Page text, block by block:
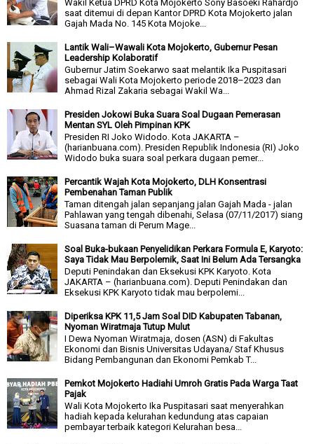
Wakil Ketua DPRD Kota Mojokerto Sony Basoeki Rahardjo
saat ditemui di depan Kantor DPRD Kota Mojokerto jalan
Gajah Mada No. 145 Kota Mojoke...
Lantik Wali–Wawali Kota Mojokerto, Gubernur Pesan
Leadership Kolaboratif
Gubernur Jatim Soekarwo saat melantik Ika Puspitasari
sebagai Wali Kota Mojokerto periode 2018–2023 dan
Ahmad Rizal Zakaria sebagai Wakil Wa...
Presiden Jokowi Buka Suara Soal Dugaan Pemerasan
Mentan SYL Oleh Pimpinan KPK
Presiden RI Joko Widodo. Kota JAKARTA –
(harianbuana.com). Presiden Republik Indonesia (RI) Joko
Widodo buka suara soal perkara dugaan pemer...
Percantik Wajah Kota Mojokerto, DLH Konsentrasi
Pembenahan Taman Publik
Taman ditengah jalan sepanjang jalan Gajah Mada - jalan
Pahlawan yang tengah dibenahi, Selasa (07/11/2017) siang
Suasana taman di Perum Mage...
Soal Buka-bukaan Penyelidikan Perkara Formula E, Karyoto:
Saya Tidak Mau Berpolemik, Saat Ini Belum Ada Tersangka
Deputi Penindakan dan Eksekusi KPK Karyoto. Kota
JAKARTA – (harianbuana.com). Deputi Penindakan dan
Eksekusi KPK Karyoto tidak mau berpolemi...
Diperiksa KPK 11,5 Jam Soal DID Kabupaten Tabanan,
Nyoman Wiratmaja Tutup Mulut
I Dewa Nyoman Wiratmaja, dosen (ASN) di Fakultas
Ekonomi dan Bisnis Universitas Udayana/ Staf Khusus
Bidang Pembangunan dan Ekonomi Pemkab T...
Pemkot Mojokerto Hadiahi Umroh Gratis Pada Warga Taat
Pajak
Wali Kota Mojokerto Ika Puspitasari saat menyerahkan
hadiah kepada kelurahan kedundung atas capaian
pembayar terbaik kategori Kelurahan besa...